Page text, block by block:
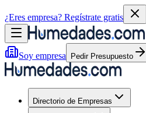
¿Eres empresa? Regístrate gratis
Soy empresa Pedir Presupuesto
Directorio de Empresas